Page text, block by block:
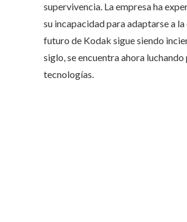
supervivencia. La empresa ha
su incapacidad para adaptarse a
futuro de Kodak sigue siendo
siglo, se encuentra ahora
tecnologías.